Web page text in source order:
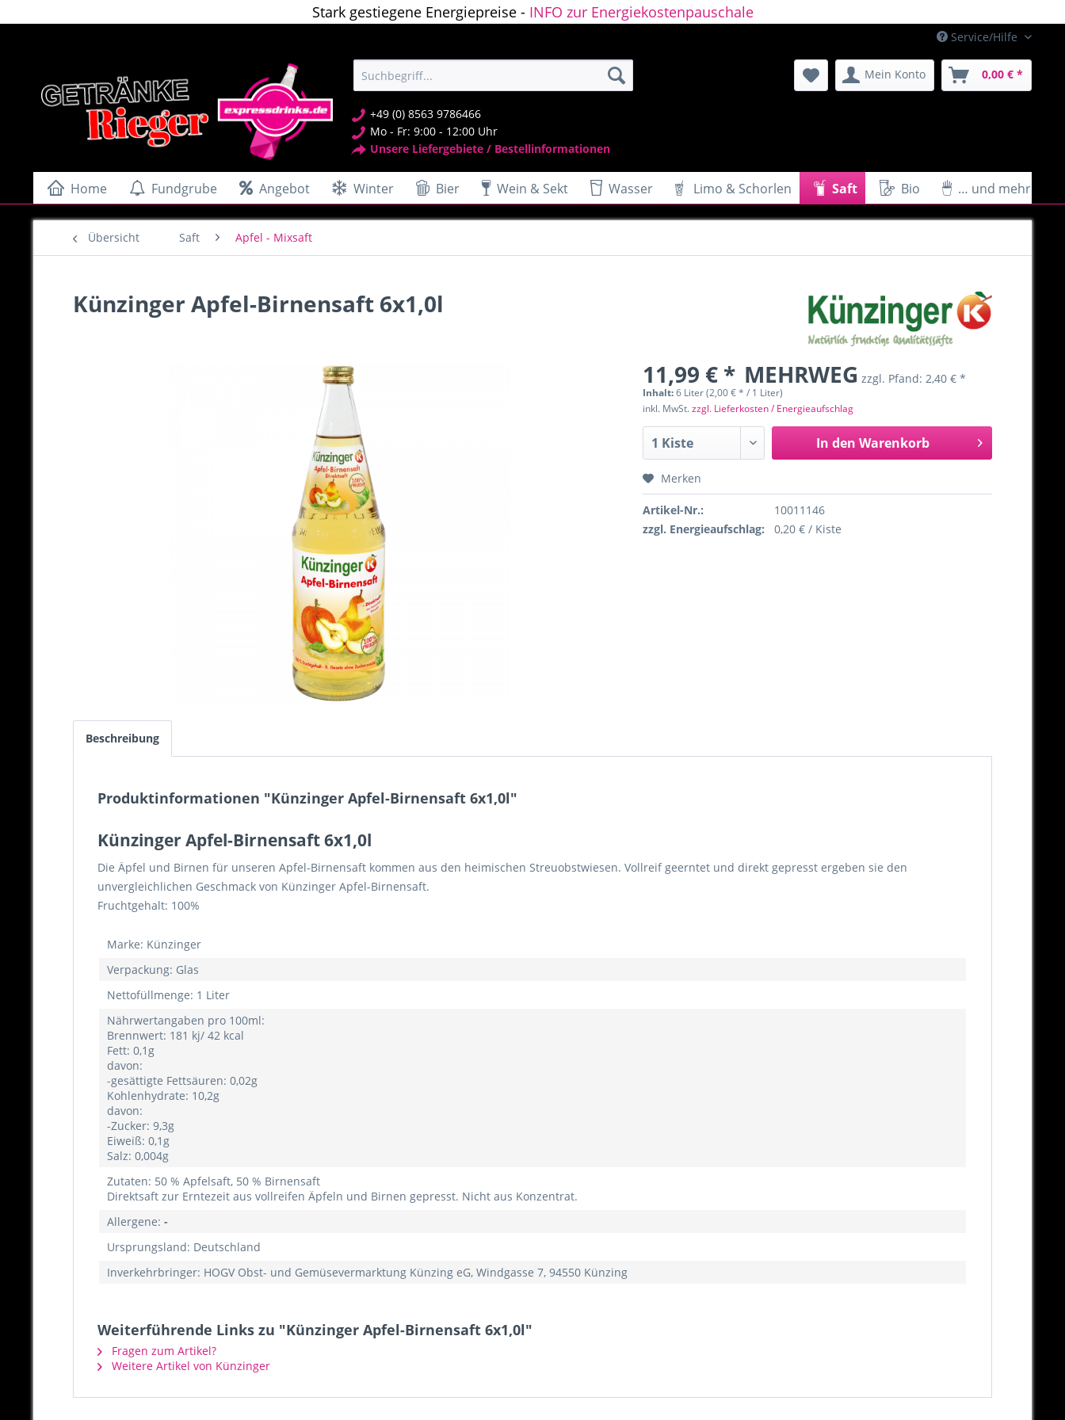
Stark gestiegene Energiepreise - INFO zur Energiekostenpauschale
Service/Hilfe
Mein Konto 0,00 € *
+49 (0) 8563 9786466
Mo - Fr: 9:00 - 12:00 Uhr
Unsere Liefergebiete / Bestellinformationen
Home Fundgrube Angebot Winter Bier Wein & Sekt Wasser Limo & Schorlen Saft Bio … und mehr
Übersicht Saft Apfel - Mixsaft
Künzinger Apfel-Birnensaft 6x1,0l
11,99 € * MEHRWEG zzgl. Pfand: 2,40 € *
Inhalt:6 Liter (2,00 € * / 1 Liter)
inkl. MwSt.zzgl. Lieferkosten / Energieaufschlag
In den Warenkorb
Merken
Artikel-Nr.:
10011146
zzgl. Energieaufschlag:
0,20 € / Kiste
Beschreibung
Produktinformationen "Künzinger Apfel-Birnensaft 6x1,0l"
Künzinger Apfel-Birnensaft 6x1,0l
Die Äpfel und Birnen für unseren Apfel-Birnensaft kommen aus den heimischen Streuobstwiesen. Vollreif geerntet und direkt gepresst ergeben sie den
unvergleichlichen Geschmack von Künzinger Apfel-Birnensaft.
Fruchtgehalt: 100%
Marke: Künzinger
Verpackung: Glas
Nettofüllmenge: 1 Liter
Nährwertangaben pro 100ml:
Brennwert: 181 kj/ 42 kcal
Fett: 0,1g
davon:
-gesättigte Fettsäuren: 0,02g
Kohlenhydrate: 10,2g
davon:
-Zucker: 9,3g
Eiweiß: 0,1g
Salz: 0,004g
Zutaten: 50 % Apfelsaft, 50 % Birnensaft
Direktsaft zur Erntezeit aus vollreifen Äpfeln und Birnen gepresst. Nicht aus Konzentrat.
Allergene: -
Ursprungsland: Deutschland
Inverkehrbringer: HOGV Obst- und Gemüsevermarktung Künzing eG, Windgasse 7, 94550 Künzing
Weiterführende Links zu "Künzinger Apfel-Birnensaft 6x1,0l"
Fragen zum Artikel?
Weitere Artikel von Künzinger